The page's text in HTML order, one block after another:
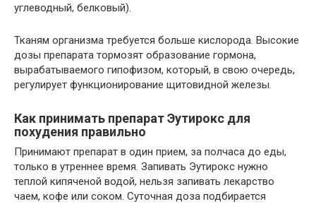
углеводный, белковый).
Тканям организма требуется больше кислорода. Высокие
дозы препарата тормозят образование гормона,
вырабатываемого гипофизом, который, в свою очередь,
регулирует функционирование щитовидной железы.
Как принимать препарат Эутирокс для
похудения правильно
Принимают препарат в один прием, за полчаса до еды,
только в утреннее время. Запивать Эутирокс нужно
теплой кипяченой водой, нельзя запивать лекарство
чаем, кофе или соком. Суточная доза подбирается